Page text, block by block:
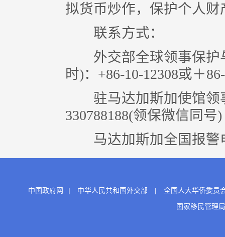
拟货币炒作，保护个人财
联系方式：
外交部全球领事保护
时)：+86-10-12308或＋
驻马达加斯加使馆领
330788188(领保微信同号)
马达加斯加全国报警
中国政府网 | 中华人民共和国外交部 |
全国人大华侨委员
国家移民管理局